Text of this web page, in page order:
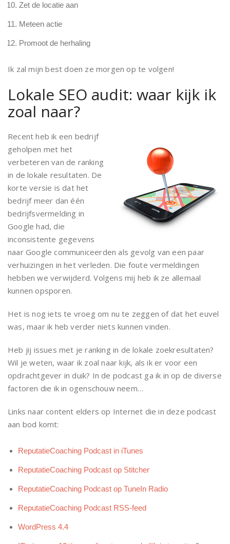
Zet de locatie aan
Meteen actie
Promoot de herhaling
Ik zal mijn best doen ze morgen op te volgen!
Lokale SEO audit: waar kijk ik
zoal naar?
Recent heb ik een bedrijf
geholpen met het
verbeteren van de ranking
in de lokale resultaten. De
korte versie is dat het
bedrijf meer dan één
bedrijfsvermelding in
Google had, die
inconsistente gegevens
naar Google communiceerden als gevolg van een paar
verhuizingen in het verleden. Die foute vermeldingen
hebben we verwijderd. Volgens mij heb ik ze allemaal
kunnen opsporen.
Het is nog iets te vroeg om nu te zeggen of dat het euvel
was, maar ik heb verder niets kunnen vinden.
Heb jij issues met je ranking in de lokale zoekresultaten?
Wil je weten, waar ik zoal naar kijk, als ik er voor een
opdrachtgever in duik? In de podcast ga ik in op de diverse
factoren die ik in ogenschouw neem…
Links naar content elders op Internet die in deze podcast
aan bod komt:
ReputatieCoaching Podcast in iTunes
ReputatieCoaching Podcast op Stitcher
ReputatieCoaching Podcast op TuneIn Radio
ReputatieCoaching Podcast RSS-feed
WordPress 4.4